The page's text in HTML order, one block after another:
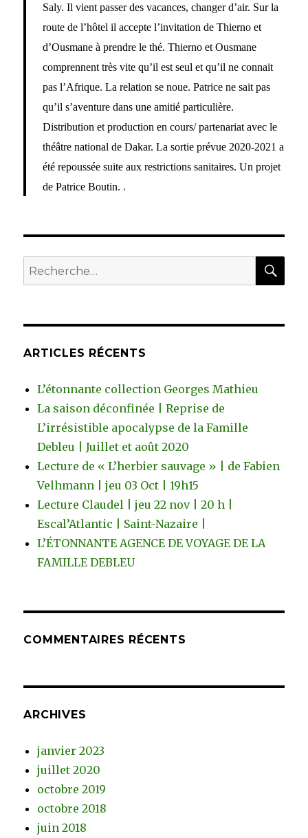
Saly. Il vient passer des vacances, changer d’air. Sur la
route de l’hôtel il accepte l’invitation de Thierno et
d’Ousmane à prendre le thé. Thierno et Ousmane
comprennent très vite qu’il est seul et qu’il ne connait
pas l’Afrique. La relation se noue. Patrice ne sait pas
qu’il s’aventure dans une amitié particulière.
Distribution et production en cours/ partenariat avec le
théâtre national de Dakar. La sortie prévue 2020-2021 a
été repoussée suite aux restrictions sanitaires. Un projet
de Patrice Boutin. .
Recherche
pour
ARTICLES RÉCENTS
L’étonnante collection Georges Mathieu
La saison déconfinée | Reprise de
L’irrésistible apocalypse de la Famille
Debleu | Juillet et août 2020
Lecture de « L’herbier sauvage » | de Fabien
Velhmann | jeu 03 Oct | 19h15
Lecture Claudel | jeu 22 nov | 20 h |
Escal’Atlantic | Saint-Nazaire |
L’ÉTONNANTE AGENCE DE VOYAGE DE LA
FAMILLE DEBLEU
COMMENTAIRES RÉCENTS
ARCHIVES
janvier 2023
juillet 2020
octobre 2019
octobre 2018
juin 2018